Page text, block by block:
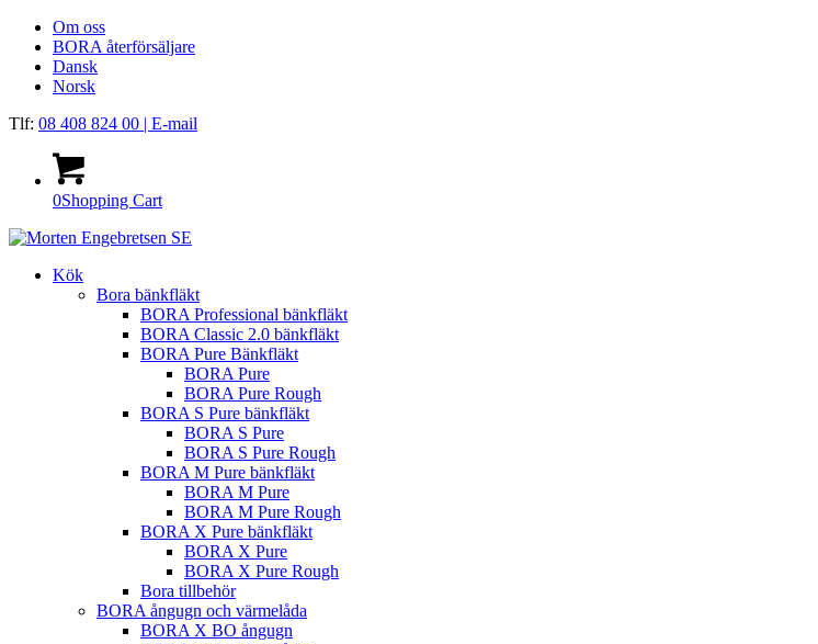
Om oss
BORA återförsäljare
Dansk
Norsk
Tlf: 08 408 824 00 | E-mail
0Shopping Cart
Kök
Bora bänkfläkt
BORA Professional bänkfläkt
BORA Classic 2.0 bänkfläkt
BORA Pure Bänkfläkt
BORA Pure
BORA Pure Rough
BORA S Pure bänkfläkt
BORA S Pure
BORA S Pure Rough
BORA M Pure bänkfläkt
BORA M Pure
BORA M Pure Rough
BORA X Pure bänkfläkt
BORA X Pure
BORA X Pure Rough
Bora tillbehör
BORA ångugn och värmelåda
BORA X BO ångugn